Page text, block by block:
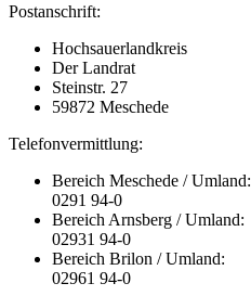
Postanschrift:
Hochsauerlandkreis
Der Landrat
Steinstr. 27
59872 Meschede
Telefonvermittlung:
Bereich Meschede / Umland:
0291 94-0
Bereich Arnsberg / Umland:
02931 94-0
Bereich Brilon / Umland:
02961 94-0